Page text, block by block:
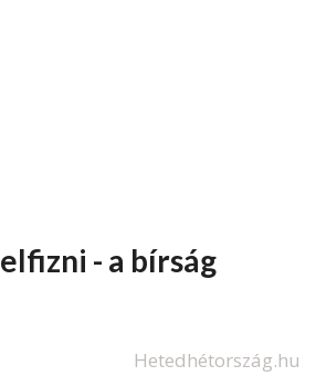
- a bírság
Hetedhétország.hu